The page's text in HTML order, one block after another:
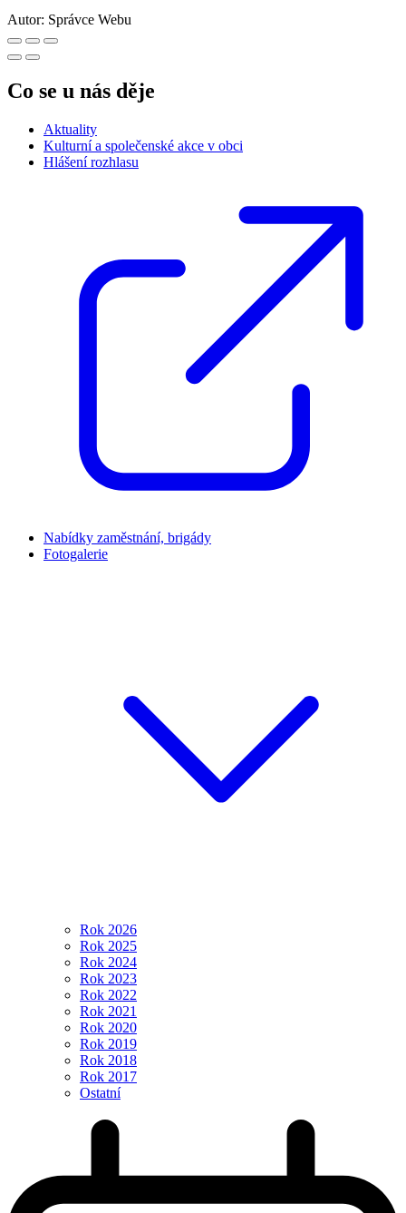
Autor: Správce Webu
Co se u nás děje
Aktuality
Kulturní a společenské akce v obci
Hlášení rozhlasu
Nabídky zaměstnání, brigády
Fotogalerie
Rok 2026
Rok 2025
Rok 2024
Rok 2023
Rok 2022
Rok 2021
Rok 2020
Rok 2019
Rok 2018
Rok 2017
Ostatní